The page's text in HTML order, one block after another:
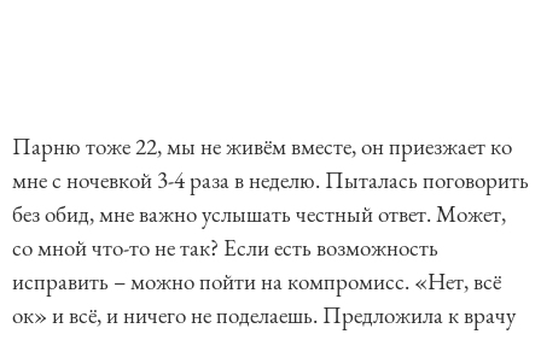
Парню тоже 22, мы не живём вместе, он приезжает ко
мне с ночевкой 3-4 раза в неделю. Пыталась поговорить
без обид, мне важно услышать честный ответ. Может,
со мной что-то не так? Если есть возможность
исправить – можно пойти на компромисс. «Нет, всё
ок» и всё, и ничего не поделаешь. Предложила к врачу